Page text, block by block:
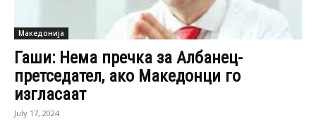
Македонија
Гаши: Нема пречка за Албанец-
претседател, ако Македонци го
изгласаат
July 17, 2024